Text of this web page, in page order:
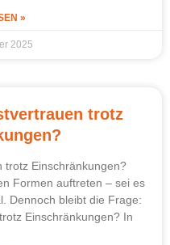
»
2025
trotz
trotz Einschränkungen?
Formen auftreten – sei es
Dennoch bleibt die Frage:
Einschränkungen? In